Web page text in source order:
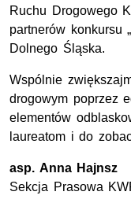
Ruchu Drogowego
partnerów konkursu
Dolnego Śląska.
Wspólnie
drogowym poprzez
elementów
laureatom i do
asp. Anna Hajnsz
Sekcja Prasowa